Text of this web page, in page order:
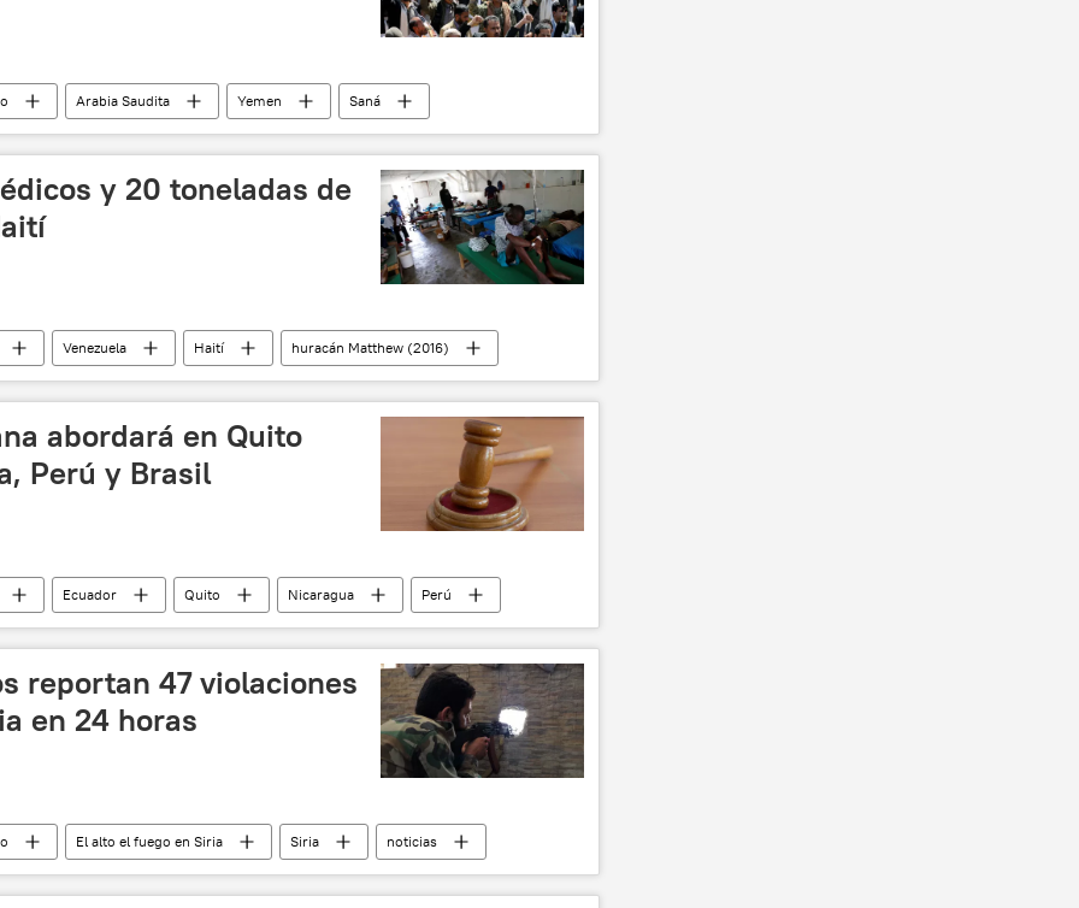
Arabia Saudita Yemen
Saná
armamento noticias
y 20 toneladas de
Venezuela Haití
huracán Matthew (2016)
abordará en Quito
Perú y Brasil
Ecuador Quito Nicaragua
Perú
reportan 47 violaciones
en 24 horas
El alto el fuego en Siria Siria noticias